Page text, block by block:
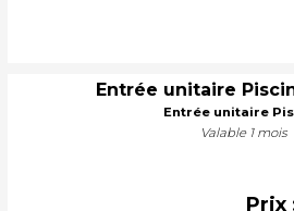
Entrée unitaire
Entrée unitaire
Valable 1 mois
Prix